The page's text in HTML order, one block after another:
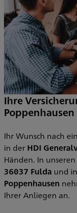
Ihre
Poppenhausen
Ihr Wunsch nach
in der HDI
Händen. In
36037 Fulda und
Poppenhausen
Ihrer Anliegen an.